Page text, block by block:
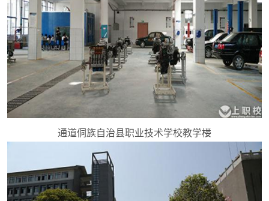
通道侗族自治县职业技术学校教学楼